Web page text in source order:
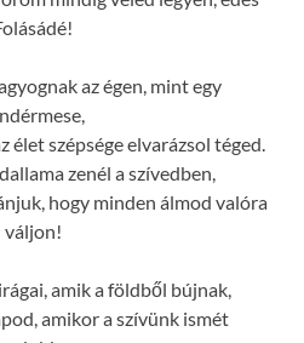
az égen, mint egy
élet szépsége elvarázsol téged.
zenél a szívedben,
hogy minden álmod valóra
váljon!
amik a földből bújnak,
amikor a szívünk ismét